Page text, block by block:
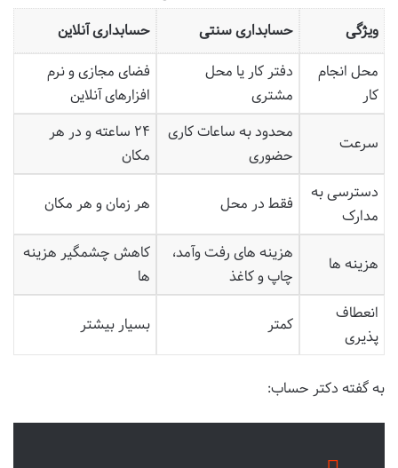
ویژگی حسابداری سنتی
حسابداری آنلاین
محل انجام
کار
دفتر کار یا محل
مشتری
فضای مجازی و نرم
افزارهای آنلاین
سرعت
محدود به ساعات کاری
حضوری
۲۴ ساعته و در هر
مکان
دسترسی به
مدارک
فقط در محل هر زمان و هر مکان
هزینه ها
هزینه های رفت وآمد،
چاپ و کاغذ
کاهش چشمگیر هزینه
ها
انعطاف
پذیری
کمتر بسیار بیشتر
به گفته دکتر حساب: